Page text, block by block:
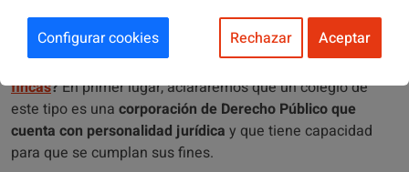
Seguro que más de una vez te lo has preguntado:¿qué
funciones tienen los colegios deadministradores de
fincas?En primer lugar, aclararemos que un colegio de
este tipo es una corporación de Derecho Público que
cuenta con personalidad jurídica y que tiene capacidad
para que se cumplan sus fines.
Configurar cookies Rechazar Aceptar